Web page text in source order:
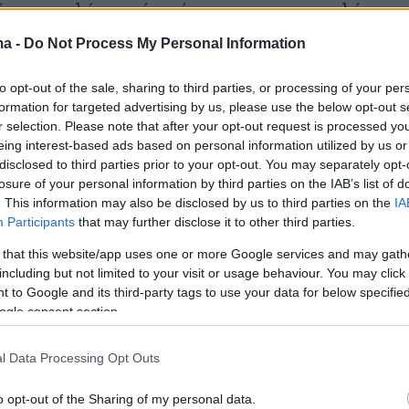
- Do Not Process My Personal Information
opt-out of the sale, sharing to third parties, or processing of your
for targeted advertising by us, please use the below opt-out
selection. Please note that after your opt-out request is processed
interest-based ads based on personal information utilized by us
to third parties prior to your opt-out. You may separately
of your personal information by third parties on the IAB’s list of
This information may also be disclosed by us to third parties on the
Participants that may further disclose it to other third parties.
that this website/app uses one or more Google services and may
but not limited to your visit or usage behaviour. You may
to Google and its third-party tags to use your data for below
consent section.
Data Processing Opt Outs
opt-out of the Sharing of my personal data.
σε φυλάκιση ή ακόμη και με αναστολή
με αφορμή τις επιθέσεις εναντίον
σημειώθηκαν τη νύχτα της Πρωτοχρονιάς
Χριστιανοδημοκρατικού
της Μέρκελ, που συνεδρίασε στο Μάιντς,
καταδίκης για κάποιο αδίκημα. Το ζήτημα
πρέπει να συζητηθεί με το συγκυβερνών
(SPD).